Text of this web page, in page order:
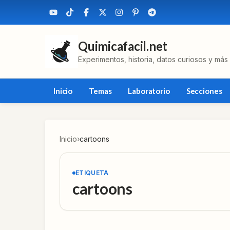
Quimicafacil.net
Experimentos, historia, datos curiosos y más
Inicio Temas Laboratorio Secciones
Inicio›cartoons
ETIQUETA
cartoons